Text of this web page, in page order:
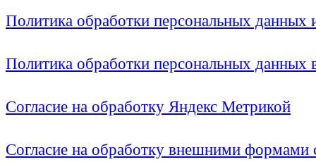
Политика обработки персональных
Политика обработки персональных
Согласие на обработку Яндекс Метрикой
Согласие на обработку внешними формами